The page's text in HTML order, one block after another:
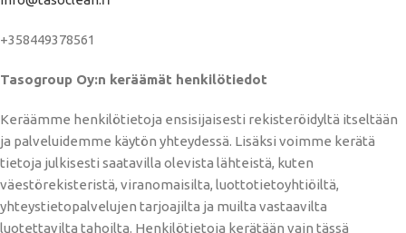
+358449378561
Tasogroup Oy:n keräämät henkilötiedot
Keräämme henkilötietoja ensisijaisesti rekisteröidyltä itseltään
ja palveluidemme käytön yhteydessä. Lisäksi voimme kerätä
tietoja julkisesti saatavilla olevista lähteistä, kuten
väestörekisteristä, viranomaisilta, luottotietoyhtiöiltä,
yhteystietopalvelujen tarjoajilta ja muilta vastaavilta
luotettavilta tahoilta. Henkilötietoja kerätään vain tässä